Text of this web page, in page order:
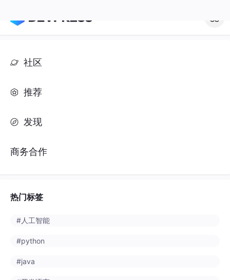
社区
推荐
发现
商务合作
热门标签
#人工智能
#python
#java